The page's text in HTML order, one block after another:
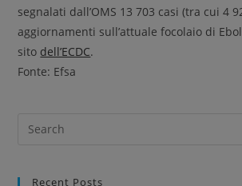
segnalati dall’OMS 13 703 casi (tra cui 4
aggiornamenti sull’attuale focolaio di
sito dell’ECDC.
Fonte: Efsa
Recent Posts